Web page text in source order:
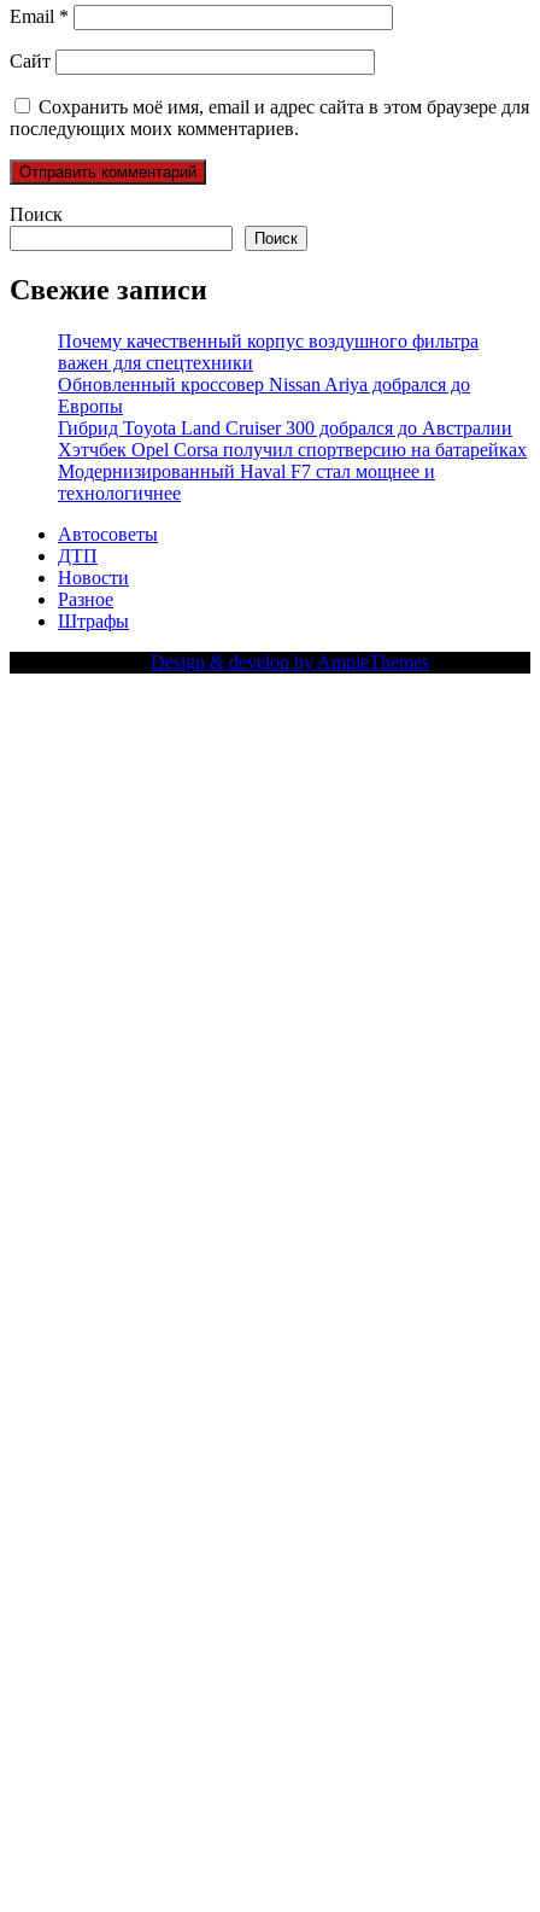
Email *
Сайт
Сохранить моё имя, email и адрес сайта в этом браузере для
последующих моих комментариев.
Поиск
Поиск
Свежие записи
Почему качественный корпус воздушного фильтра
важен для спецтехники
Обновленный кроссовер Nissan Ariya добрался до
Европы
Гибрид Toyota Land Cruiser 300 добрался до Австралии
Хэтчбек Opel Corsa получил спортверсию на батарейках
Модернизированный Haval F7 стал мощнее и
технологичнее
Автосоветы
ДТП
Новости
Разное
Штрафы
Design & develop by AmpleThemes